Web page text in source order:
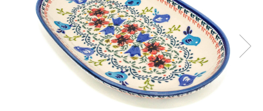
Farfurii
Recipiente depozitare
Accesorii decorative
Colectia Forget-me-nots
Colectia Basket of Blue
Colectii Artistice
Colectiile Country
Colectia Sweet Dreams